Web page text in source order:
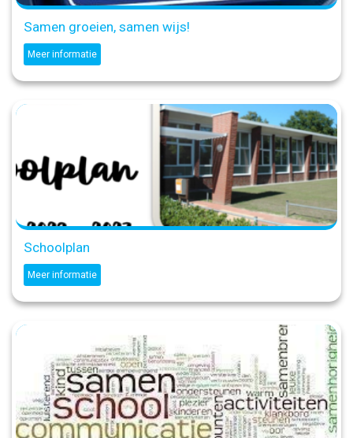
Samen groeien, samen wijs!
Meer informatie
Schoolplan
Meer informatie